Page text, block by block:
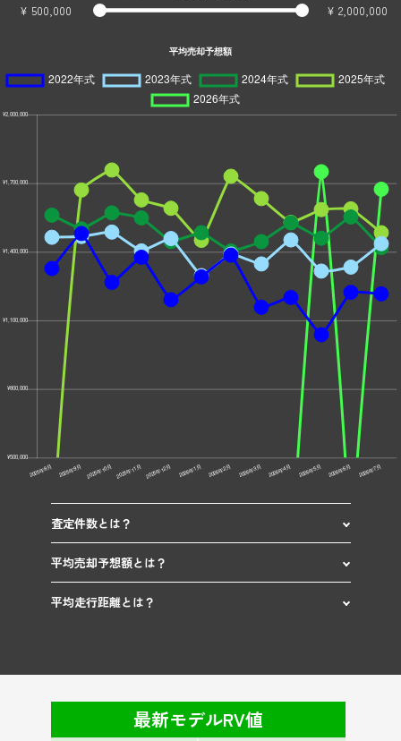
¥ 500,000 ¥ 2,000,000
査定件数とは？
平均売却予想額とは？
平均走行距離とは？
最新モデルRV値